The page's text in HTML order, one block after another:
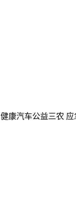
健康汽车公益三农